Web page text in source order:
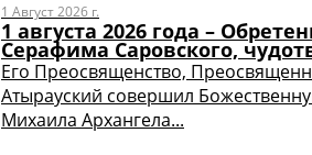
1 Август 2026 г.
1 августа 2026 года –
Серафима Саровского,
Его Преосвященство,
Атырауский совершил
Михаила Архангела...